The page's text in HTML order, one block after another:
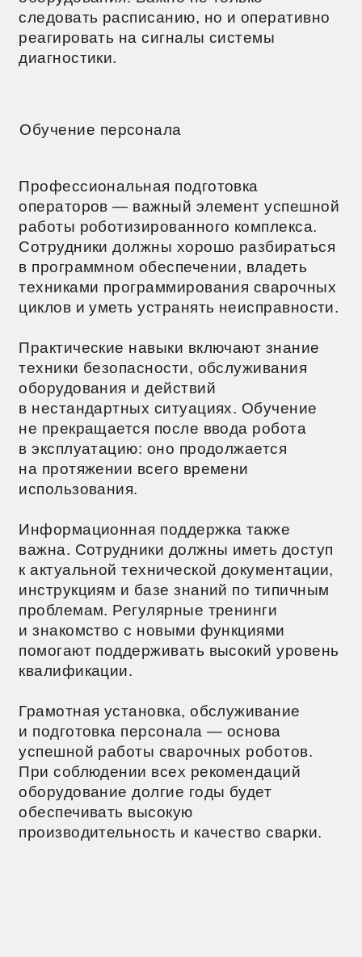
ЗАКЛЮЧЕНИЕ
Итоговые рекомендации по выбору
и использованию сварочных роботов
При внедрении сварочных роботов
важно учитывать несколько ключевых
анализ производственных процессов,
чтобы понять, насколько роботизация
соответствует вашим задачам.
Успех зависит от правильной
организации рабочего пространства,
качественного обслуживания
оборудования и постоянного повышения
квалификации сотрудников. Важно
технического обслуживания и контроля
качества.
Особое внимание уделите выбору
поставщика оборудования и ПО.
Убедитесь, что у вас есть возможность
своевременно модернизировать технику
и получать техническую поддержку.
Будущее сварочных технологий
и автоматизации
Современные сварочные технологии
стремительно развиваются в сторону
интеллекта и автономности роботов. Они
ОТКЛОНИТЬ ВСЁ